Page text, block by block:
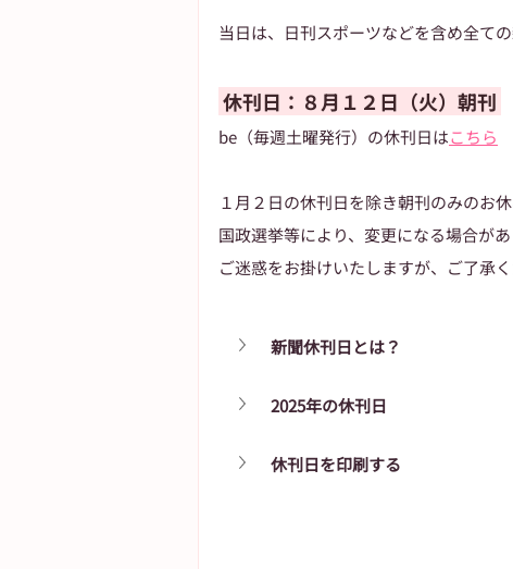
当日は、日刊スポーツなどを含め全て
休刊日：８月１２日（火）朝刊
be（毎週土曜発行）の休刊日はこちら
１月２日の休刊日を除き朝刊のみのお休
国政選挙等により、変更になる場合があ
ご迷惑をお掛けいたしますが、ご了承
新聞休刊日とは？
2025年の休刊日
休刊日を印刷する